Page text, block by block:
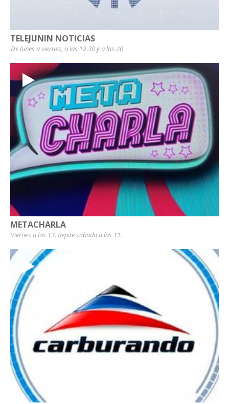
TELEJUNIN NOTICIAS
De lunes a viernes, a las 12.30 y a las 20
METACHARLA
Viernes a las 13. Repite sábado a las 11.